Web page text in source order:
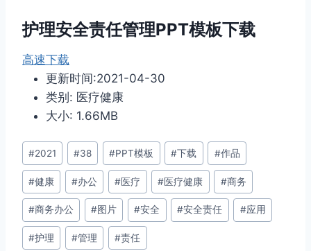
护理安全责任管理PPT模板下载
高速下载
更新时间:2021-04-30
类别: 医疗健康
大小: 1.66MB
文
章
标
签：
#2021 #38 #PPT模板 #下载 #作品
#健康 #办公 #医疗 #医疗健康 #商务
#商务办公 #图片 #安全 #安全责任 #应用
#护理 #管理 #责任